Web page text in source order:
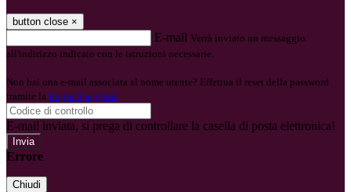
button close ×
E-mail Verrà inviato un messaggio
all'indirizzo indicato con le istruzioni necessarie.
Non hai una e-mail associata al nome utente? Effettua il reset della password
tramite la Login Spaggiari
E-mail inviata, si prega di controllare la casella di posta elettronica!
Errore
Chiudi